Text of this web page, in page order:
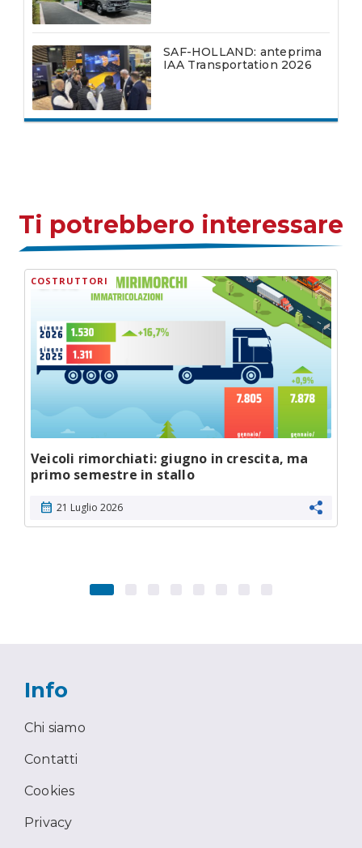
SAF-HOLLAND: anteprima
IAA Transportation 2026
Ti potrebbero interessare
COSTRUTTORI
Veicoli rimorchiati: giugno in crescita, ma
primo semestre in stallo
calendar_month 21 Luglio 2026
Info
Chi siamo
Contatti
Cookies
Privacy